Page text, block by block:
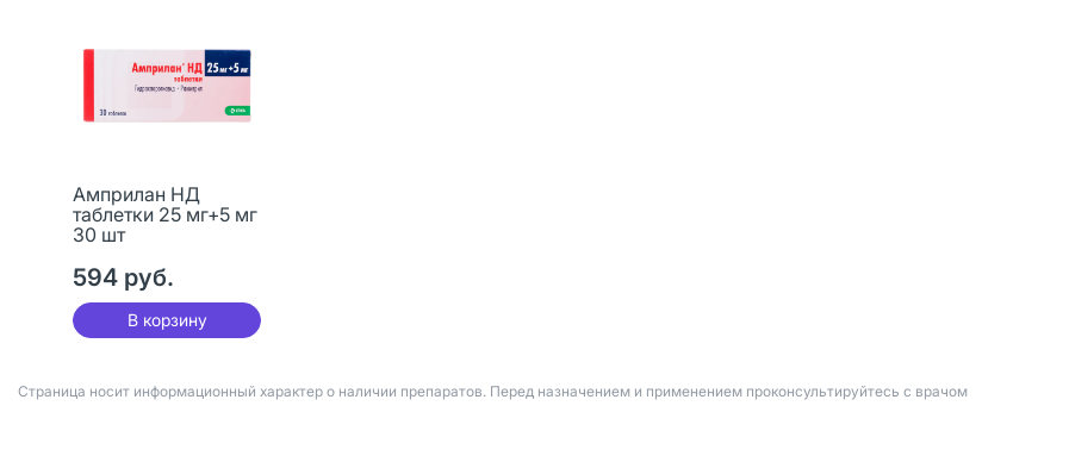
Амприлан НД
таблетки 25 мг+5 мг
30 шт
594 руб.
В корзину
Страница носит информационный характер о наличии препаратов. Перед назначением и применением проконсультируйтесь с врачом